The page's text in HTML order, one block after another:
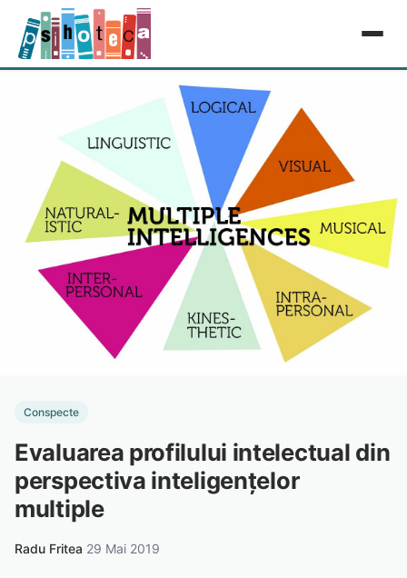
Conspecte
Evaluarea profilului intelectual din
perspectiva inteligențelor
multiple
Radu Fritea 29 Mai 2019